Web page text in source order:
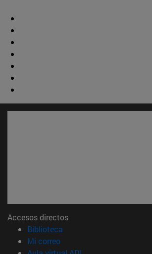
Accesos directos
Biblioteca
Mi correo(abre en nueva ventana)